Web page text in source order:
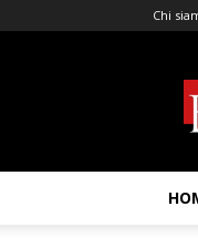
Chi